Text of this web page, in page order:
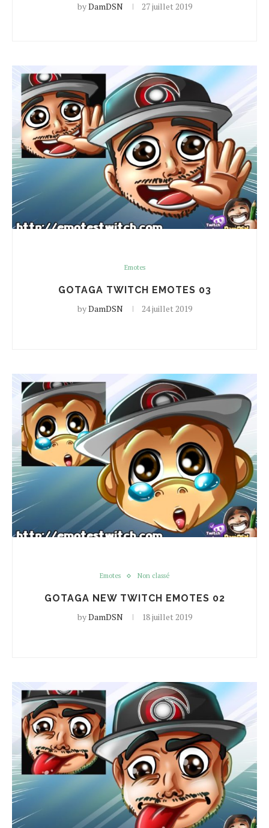
byDamDSN 27 juillet 2019
Emotes
GOTAGA TWITCH EMOTES 03
byDamDSN 24 juillet 2019
Emotes Non classé
GOTAGA NEW TWITCH EMOTES 02
byDamDSN 18 juillet 2019